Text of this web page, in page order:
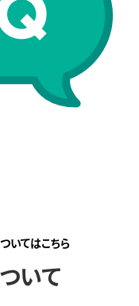
いてはこちら
いて